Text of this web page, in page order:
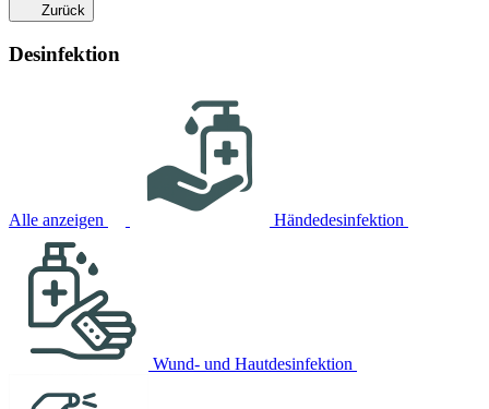
Zurück
Desinfektion
Alle anzeigen Händedesinfektion
Wund- und Hautdesinfektion